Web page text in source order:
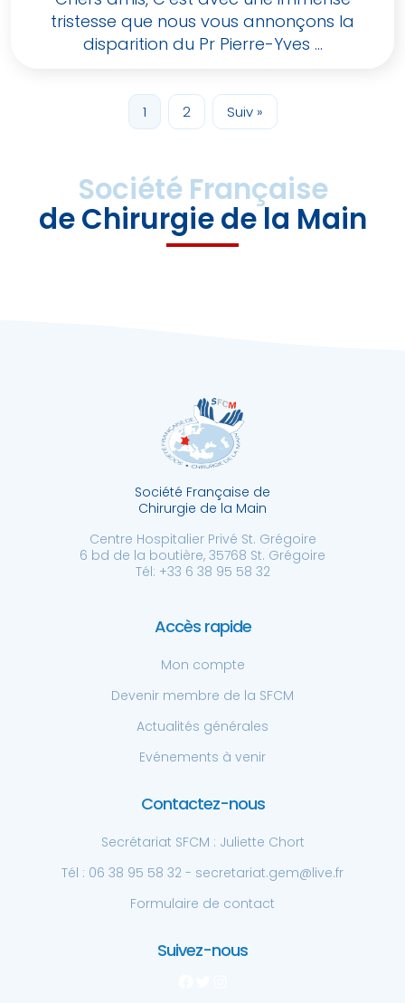
tristesse que nous vous annonçons la
disparition du Pr Pierre-Yves ...
1 2 Suiv »
Société Française
de Chirurgie de la Main
Société Française de
Chirurgie de la Main
Centre Hospitalier Privé St. Grégoire
6 bd de la boutière, 35768 St. Grégoire
Tél: +33 6 38 95 58 32
Accès rapide
Mon compte
Devenir membre de la SFCM
Actualités générales
Evénements à venir
Contactez-nous
Secrétariat SFCM : Juliette Chort
Tél : 06 38 95 58 32 - secretariat.gem@live.fr
Formulaire de contact
Suivez-nous